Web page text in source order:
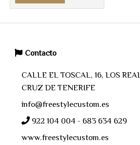
Contacto
CALLE EL TOSCAL, 16, LOS
CRUZ DE TENERIFE
info@freestylecustom.es
922 104 004 - 683 634 629
www.freestylecustom.es